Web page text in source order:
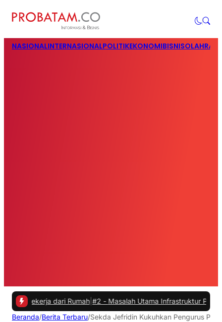
NASIONALINTERNASIONALPOLITIKEKONOMIBISNIS
dari Rumah|#2 -Masalah Utama Infrastruktur Pengisian
Beranda/Berita Terbaru/Sekda Jefridin Kukuhkan Pengurus